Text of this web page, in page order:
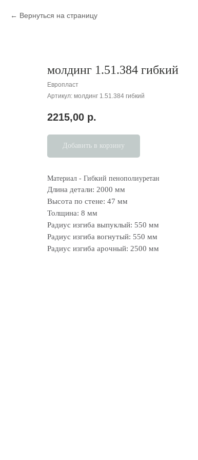
Вернуться на страницу
молдинг 1.51.384 гибкий
Европласт
Артикул: молдинг 1.51.384 гибкий
2215,00 р.
Добавить в корзину
Материал - Гибкий пенополиуретан
Длина детали: 2000 мм
Высота по стене: 47 мм
Толщина: 8 мм
Радиус изгиба выпуклый: 550 мм
Радиус изгиба вогнутый: 550 мм
Радиус изгиба арочный: 2500 мм